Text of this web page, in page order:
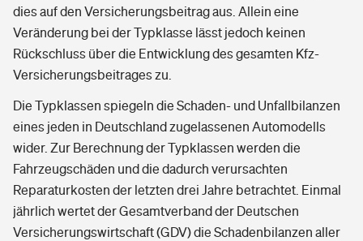
dies auf den Versicherungsbeitrag aus. Allein eine
Veränderung bei der Typklasse lässt jedoch keinen
Rückschluss über die Entwicklung des gesamten Kfz-
Versicherungsbeitrages zu.
Die Typklassen spiegeln die Schaden- und Unfallbilanzen
eines jeden in Deutschland zugelassenen Automodells
wider. Zur Berechnung der Typklassen werden die
Fahrzeugschäden und die dadurch verursachten
Reparaturkosten der letzten drei Jahre betrachtet. Einmal
jährlich wertet der Gesamtverband der Deutschen
Versicherungswirtschaft (GDV) die Schadenbilanzen aller